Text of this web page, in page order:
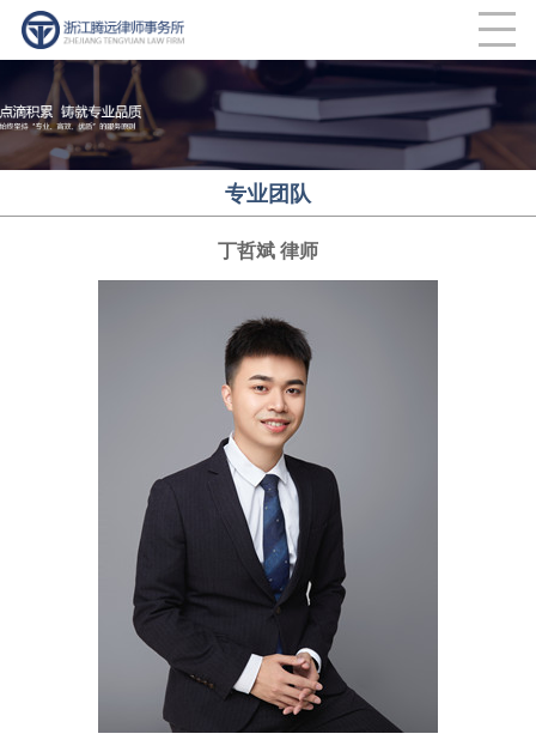
人伤（交通事故）类纠纷法律业务部
劳动纠纷法律业务部
律师费计算标准
联系我们
CLOSE
专业团队
丁哲斌 律师